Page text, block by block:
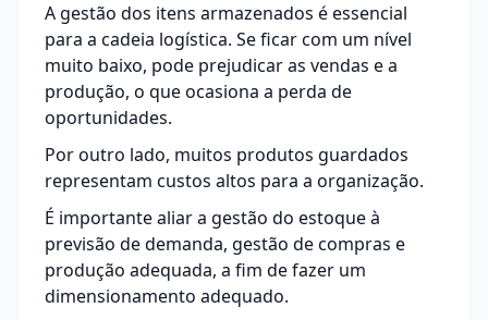
A gestão dos itens armazenados é essencial
para a cadeia logística. Se ficar com um nível
muito baixo, pode prejudicar as vendas e a
produção, o que ocasiona a perda de
oportunidades.
Por outro lado, muitos produtos guardados
representam custos altos para a organização.
É importante aliar a gestão do estoque à
previsão de demanda, gestão de compras e
produção adequada, a fim de fazer um
dimensionamento adequado.